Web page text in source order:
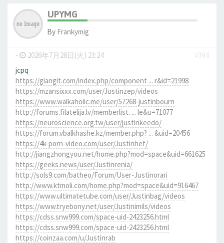
UPYMG
By Frankymig
- 2026年7月28日(火) 23:24
#394
jcpq
https://giangit.com/index.php/component ... r&id=21998
https://mzansixxx.com/user/Justinzep/videos
https://www.walkaholic.me/user/57268-justinbourn
http://forums.filatelija.lv/memberlist. ... le&u=71077
https://neuroscience.org.tw/user/justinkeedo/
https://forum.vbalkhashe.kz/member.php? ... &uid=20456
https://4k-porn-video.com/user/Justinhef/
http://jiangzhongyou.net/home.php?mod=space&uid=661625
https://geeks.news/user/Justinrenia/
http://sols9.com/batheo/Forum/User-Justinorari
http://www.ktmoli.com/home.php?mod=space&uid=916467
https://www.ultimatetube.com/user/Justinbag/videos
https://www.tryebony.net/user/Justinimils/videos
https://cdss.snw999.com/space-uid-2423256.html
https://cdss.snw999.com/space-uid-2423256.html
https://coinzaa.com/u/Justinrab